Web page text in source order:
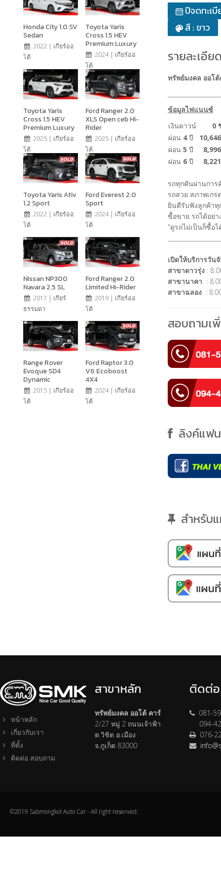
Honda City 1.0 SV
Sedan
2022 | เกียร์ออ
โต้
Toyota Yaris
Cross 1.5 HEV
Premium Luxury
2024 | เกียร์ออ
โต้
Toyota Yaris
Cross 1.5 HEV
Premium Luxury
2025 | เกียร์ออ
โต้
Ford Ranger 2.0
XLS Open ceb Hi-
Rider
2025 | เกียร์ออ
โต้
Toyota Yaris Ativ
1.2 Sport
2022 | เกียร์ออ
โต้
Ford Everest 2.0
Sport
2024 | เกียร์ออ
โต้
Nissan NP300
Navara 2.5 SL
2017 | เกียร์
ธรรมดา
Ford Ranger 2.0
Limited Hi-Rider
2019 | เกียร์ออ
โต้
Range Rover
Evoque SD4
Dynamic
2015 | เกียร์ออ
โต้
Ford Raptor 3.0
V6 Ecoboost
4X4
2024 | เกียร์ออ
โต้
ปีจดทะเบี
สี : ขาว
รายละเอี
ทรัพย์มงคล ออโ
ข้อมูลไฟแนนซ์
เงินดาวน์
0
ผ่อน 4ปี
ผ่อน 5 ปี
ผ่อน 6 ปี
รถทุกคันผ่านกา
รถสวย สภาพเกร
ยินดีรับฟังลูกค้าทุ
ซื้อขาย รถได้อย่
"ดูรถไม่เป็นก็ซื้อ
เปิดให้บริการวัน
สาขาดาวรุ่ง :
สาขานาคา :
สาขาฉลอง :
สอบถามเ
ลิงค์แฟ
สำหรับ
หน้าหลัก
เกี่ยวกับเรา
ที่ตั้ง
ติดต่อ สอบถาม
สาขาหลัก
ทรัพย์มงคล ออโต้ คาร์
2/27 หมู่ 2 ถนนเจ้าฟ้า
ต.วิชิต อ.เมือง
จ.ภูเก็ต 83000
ติดต่
081-
094-
076-
©2019 Sabmongkol Auto Car - All right reserved.